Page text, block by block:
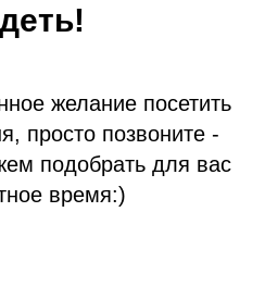
желание посетить
просто позвоните -
подобрать для вас
время:)